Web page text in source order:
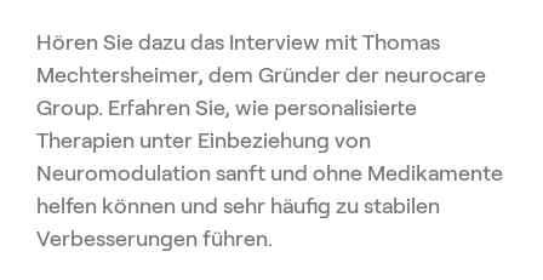
Hören Sie dazu das Interview mit Thomas
Mechtersheimer, dem Gründer der neurocare
Group. Erfahren Sie, wie personalisierte
Therapien unter Einbeziehung von
Neuromodulation sanft und ohne Medikamente
helfen können und sehr häufig zu stabilen
Verbesserungen führen.